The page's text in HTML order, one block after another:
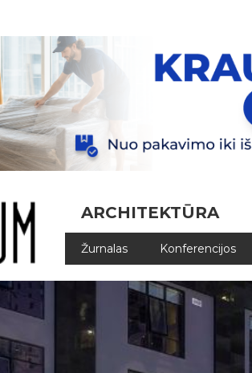
ARCHITEKTŪRA
Žurnalas Konferencijos